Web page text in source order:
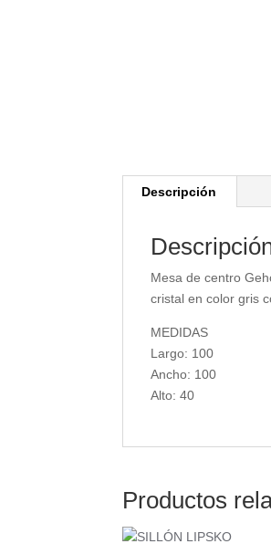
Descripción
Mesa de centro
cristal en color gris
MEDIDAS
Largo: 100
Ancho: 100
Alto: 40
Productos